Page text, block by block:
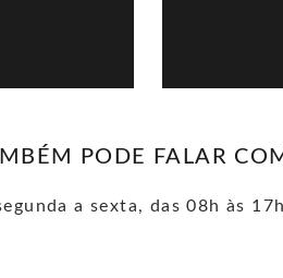
PODE FALAR
a sexta, das 08h às